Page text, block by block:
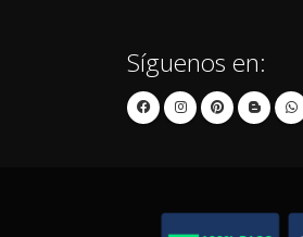
Síguenos en: